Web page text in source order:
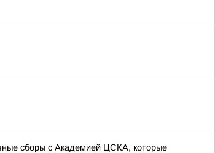
сборы с Академией ЦСКА, которые